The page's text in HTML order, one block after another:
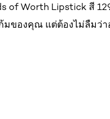
of Worth Lipstick สี
มของคุณ แต่ต้องไม่ลืมว่า